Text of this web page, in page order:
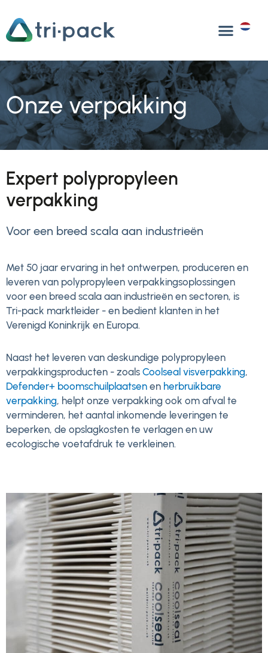
naar
inhoud
Onze verpakking
Expert polypropyleen
verpakking
Voor een breed scala aan industrieën
Met 50 jaar ervaring in het ontwerpen, produceren en
leveren van polypropyleen verpakkingsoplossingen
voor een breed scala aan industrieën en sectoren, is
Tri-pack marktleider - en bedient klanten in het
Verenigd Koninkrijk en Europa.
Naast het leveren van deskundige polypropyleen
verpakkingsproducten - zoals Coolseal visverpakking,
Defender+ boomschuilplaatsen en herbruikbare
verpakking, helpt onze verpakking ook om afval te
verminderen, het aantal inkomende leveringen te
beperken, de opslagkosten te verlagen en uw
ecologische voetafdruk te verkleinen.